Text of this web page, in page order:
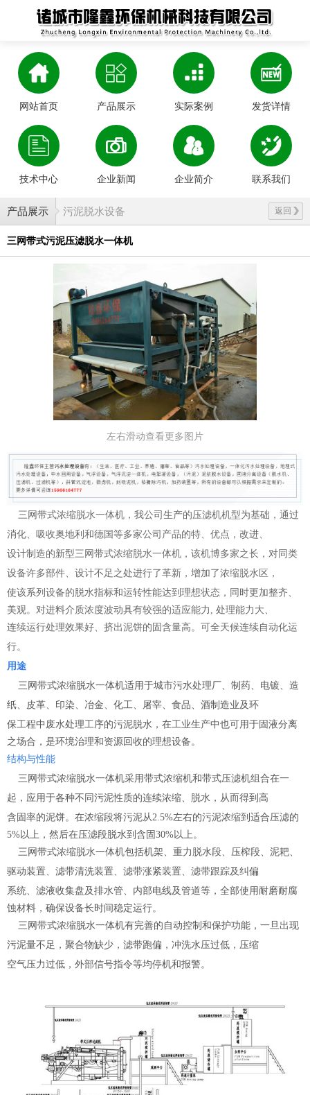
网站首页 产品展示 实际案例 发货详情
技术中心 企业新闻 企业简介 联系我们
产品展示 返回
污泥脱水设备
三网带式污泥压滤脱水一体机
左右滑动查看更多图片
三网带式浓缩脱水一体机，我公司生产的压滤机机型为基础，通过
消化、吸收奥地利和德国等多家公司产品的特、优点，改进、
设计制造的新型三网带式浓缩脱水一体机 ，该机博多家之长，对同类
设备许多部件、设计不足之处进行了革新，增加了浓缩脱水区，
使该系列设备的脱水指标和运转性能达到理想状态，同时更加整齐、
美观。对进料介质浓度波动具有较强的适应能力, 处理能力大、
连续运行处理效果好、挤出泥饼的固含量高。可全天候连续自动化运
行。
用途
三网带式浓缩脱水一体机适用于城市污水处理厂、制药、电镀、造
纸、皮革、印染、冶金、化工、屠宰、食品、酒制造业及环
保工程中废水处理工序的污泥脱水，在工业生产中也可用于固液分离
之场合，是环境治理和资源回收的理想设备。
结构与性能
三网带式浓缩脱水一体机采用带式浓缩机和带式压滤机组合在一
起，应用于各种不同污泥性质的连续浓缩、脱水，从而得到高
含固 率的泥饼。在浓缩段将污泥从2.5%左右的污泥浓缩到适合压滤的
5%以上，然后在压滤段脱水到含固30%以上。
三网带式浓缩脱水一体机包括机架、重力脱水段、压榨段、泥耙、
驱动装置、滤带清洗装置、滤带涨紧装置、滤带跟踪及纠偏
系统、 滤液收集盘及排水管、内部电线及管道等，全部使用耐磨耐腐
蚀材料，确保设备长时间稳定运行。
三网带式浓缩脱水一体机有完善的自动控制和保护功能，一旦出现
污泥量不足，聚合物缺少，滤带跑偏，冲洗水压过低，压缩
空气压力过低，外部信号指令等均停机和报警。